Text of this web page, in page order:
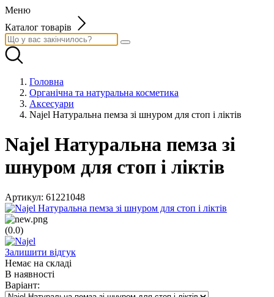
Меню
Каталог товарів
Головна
Органічна та натуральна косметика
Аксесуари
Najel Натуральна пемза зі шнуром для стоп і ліктів
Najel Натуральна пемза зі
шнуром для стоп і ліктів
Артикул: 61221048
(0.0)
Залишити відгук
Немає на складі
В наявності
Варіант: